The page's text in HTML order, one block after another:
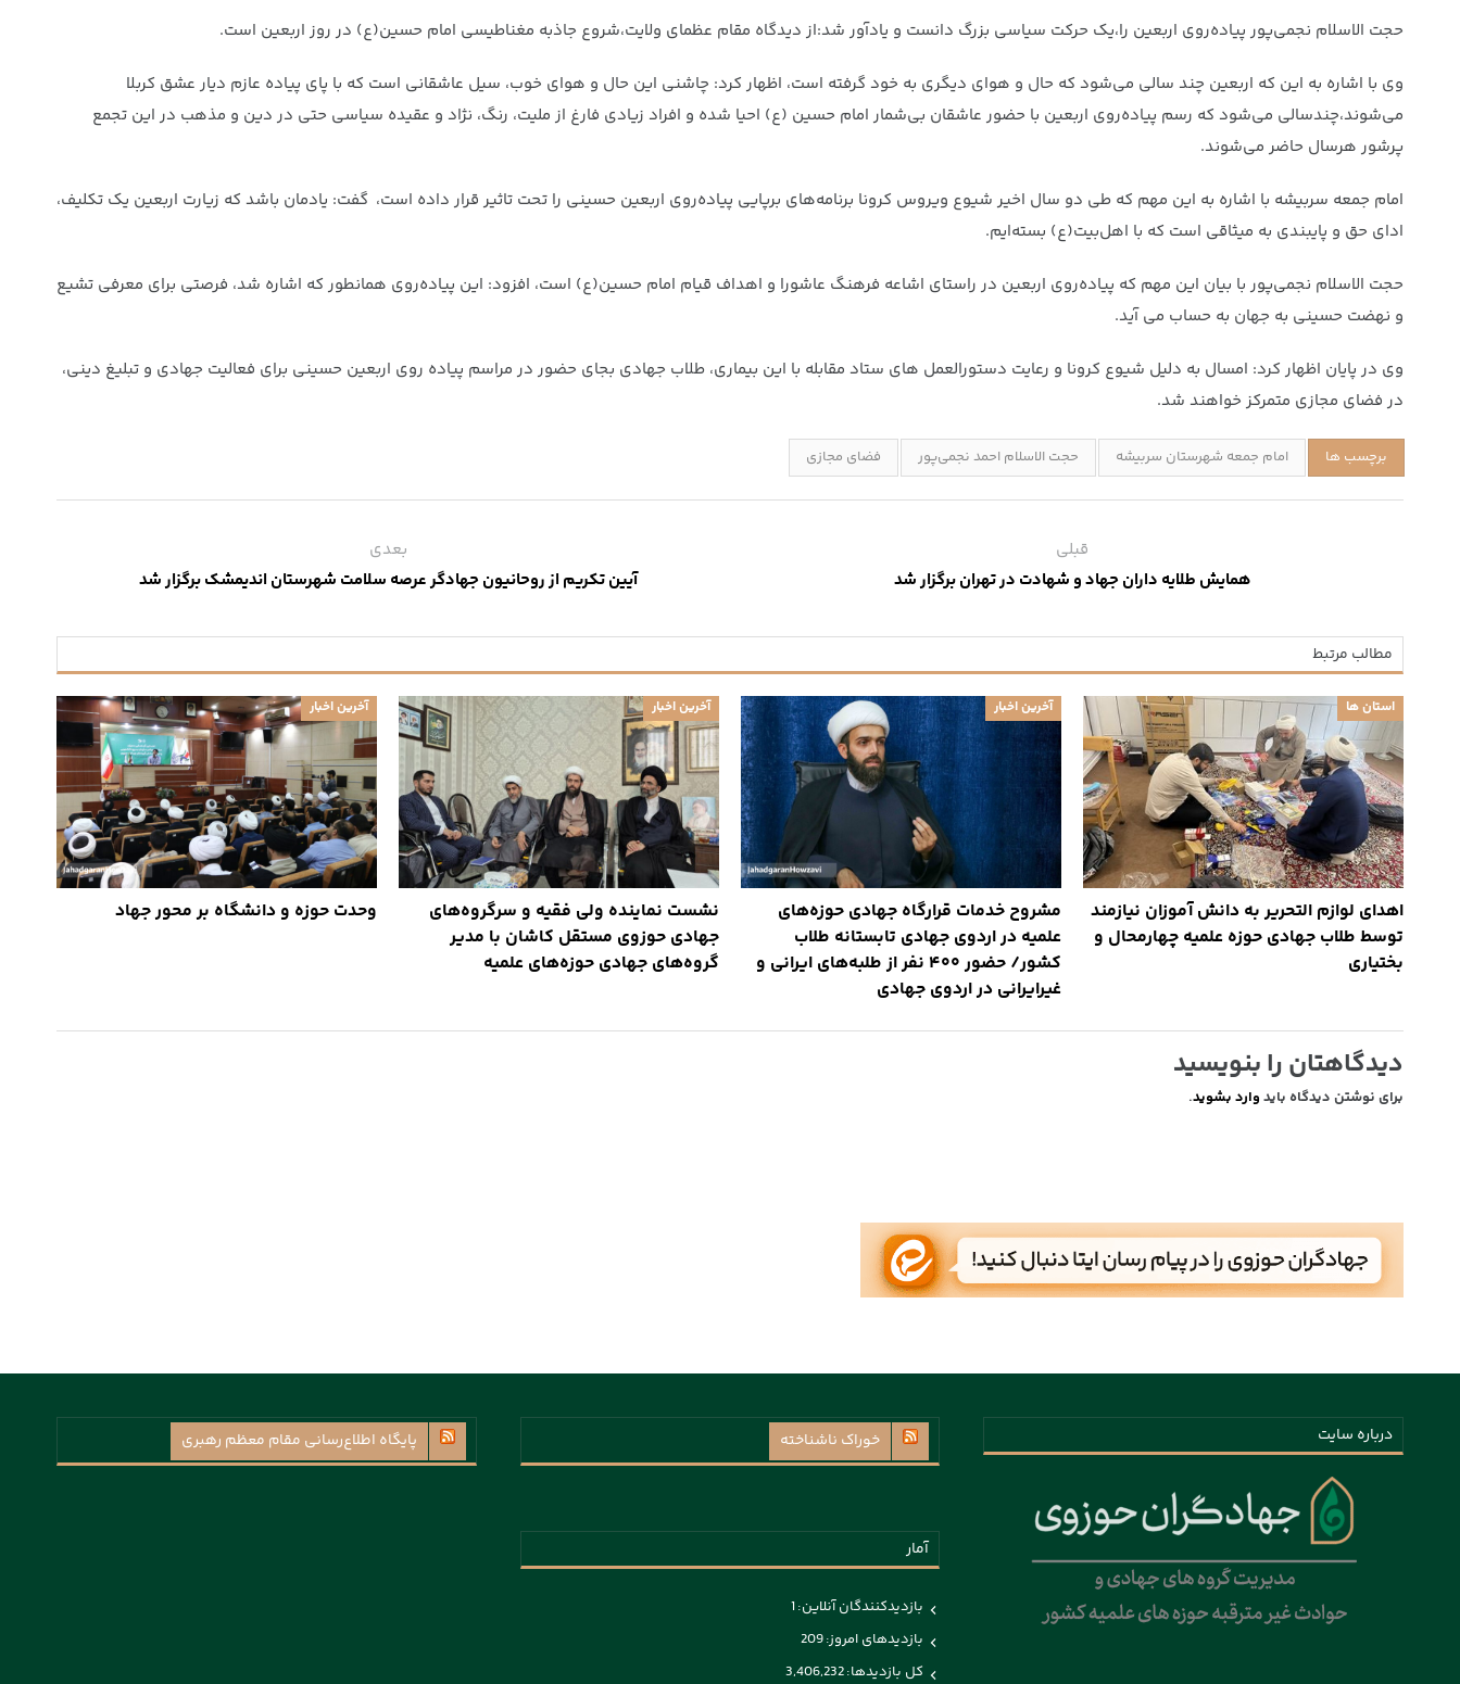
حجت الاسلام نجمی‌پور پیاده‌روی اربعین را،یک حرکت سیاسی بزرگ دانست و یادآور شد:از دیدگاه مقام عظمای ولایت،شروع جاذبه مغناطیسی‌ امام حسین(ع) در روز اربعین است.
وی با اشاره به این که اربعین چند سالی می‌شود که حال و هوای دیگری به خود گرفته است، اظهار کرد: چاشنی این حال و هوای خوب، سیل عاشقانی است که با پای پیاده عازم دیار عشق کربلا
می‌شوند،چندسالی می‌شود که رسم پیاده‌روی اربعین با حضور عاشقان بی‌شمار امام حسین (ع) احیا شده و افراد زیادی فارغ از ملیت، رنگ، نژاد و عقیده سیاسی حتی در دین و مذهب در این تجمع
پرشور هرسال حاضر می‌شوند.
امام جمعه سربیشه با اشاره به این‌ مهم که طی دو سال اخیر شیوع ویروس کرونا برنامه‌های برپایی پیاده‌روی اربعین حسینی را تحت تاثیر قرار داده است، گفت: یادمان باشد که زیارت اربعین یک تکلیف،
ادای حق و پایبندی به میثاقی است که با اهل‌بیت(ع) بسته‌ایم.
حجت الاسلام نجمی‌پور با بیان این مهم که پیاده‌روی اربعین در راستای اشاعه فرهنگ عاشورا و اهداف قیام امام حسین(ع) است، افزود: این پیاده‌روی همانطور که اشاره شد، فرصتی برای معرفی تشیع
و نهضت حسینی به جهان به حساب می آید.
وی در پایان اظهار کرد: امسال به دلیل شیوع کرونا و رعایت دستورالعمل های ستاد مقابله با این بیماری، طلاب جهادی بجای حضور در مراسم پیاده روی اربعین حسینی برای فعالیت جهادی و تبلیغ دینی،
در فضای مجازی متمرکز خواهند شد.
برچسب ها امام جمعه شهرستان سربیشه حجت الاسلام احمد نجمی‌پور فضای مجازی
قبلی
همایش طلایه داران جهاد و شهادت در تهران برگزار شد
بعدی
آیین تکریم از روحانیون جهادگر عرصه سلامت شهرستان اندیمشک برگزار شد
مطالب مرتبط
استان ها
اهدای لوازم التحریر به دانش آموزان نیازمند
توسط طلاب جهادی حوزه علمیه چهارمحال و
بختیاری
آخرین اخبار
مشروح خدمات قرارگاه جهادی حوزه‌های
علمیه در اردوی جهادی تابستانه طلاب
کشور/ حضور ۴۰۰ نفر از طلبه‌های ایرانی و
غیرایرانی در اردوی جهادی
آخرین اخبار
نشست نماینده ولی فقیه و سرگروه‌های
جهادی حوزوی مستقل کاشان با مدیر
گروه‌های جهادی حوزه‌های علمیه
آخرین اخبار
وحدت حوزه و دانشگاه بر محور جهاد
دیدگاهتان را بنویسید
برای نوشتن دیدگاه باید وارد بشوید.
درباره سایت خوراک ناشناخته
آمار
بازدیدکنندگان آنلاین:1
بازدیدهای امروز:209
کل بازدیدها:3,406,232
پايگاه اطلاع‌رسانی مقام معظم رهبری